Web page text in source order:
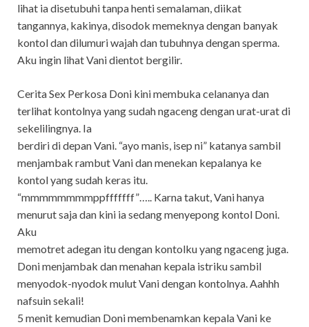
lihat ia disetubuhi tanpa henti semalaman, diikat
tangannya, kakinya, disodok memeknya dengan banyak
kontol dan dilumuri wajah dan tubuhnya dengan sperma.
Aku ingin lihat Vani dientot bergilir.
Cerita Sex Perkosa Doni kini membuka celananya dan
terlihat kontolnya yang sudah ngaceng dengan urat-urat di
sekelilingnya. Ia
berdiri di depan Vani. “ayo manis, isep ni” katanya sambil
menjambak rambut Vani dan menekan kepalanya ke
kontol yang sudah keras itu.
“mmmmmmmmppfffffff”….. Karna takut, Vani hanya
menurut saja dan kini ia sedang menyepong kontol Doni.
Aku
memotret adegan itu dengan kontolku yang ngaceng juga.
Doni menjambak dan menahan kepala istriku sambil
menyodok-nyodok mulut Vani dengan kontolnya. Aahhh
nafsuin sekali!
5 menit kemudian Doni membenamkan kepala Vani ke